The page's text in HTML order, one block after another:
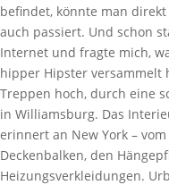
befindet, könnte man
auch passiert. Und schon
Internet und fragte mich,
hipper Hipster versammelt
Treppen hoch, durch eine
in Williamsburg. Das
erinnert an New York –
Deckenbalken, den
Heizungsverkleidungen.